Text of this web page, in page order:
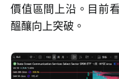
價值區間上沿。目前
醞釀向上突破。